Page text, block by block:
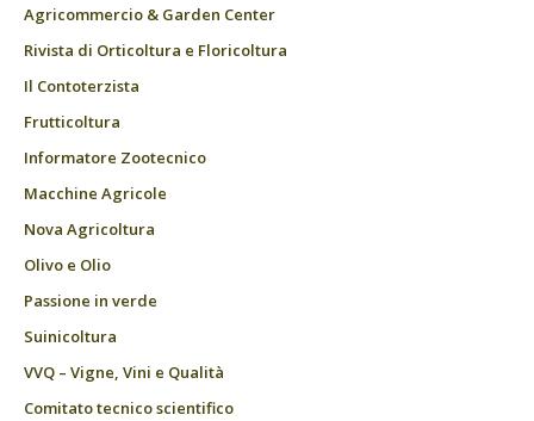
Agricommercio & Garden Center
Rivista di Orticoltura e Floricoltura
Il Contoterzista
Frutticoltura
Informatore Zootecnico
Macchine Agricole
Nova Agricoltura
Olivo e Olio
Passione in verde
Suinicoltura
VVQ – Vigne, Vini e Qualità
Comitato tecnico scientifico